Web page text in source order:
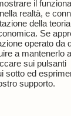
il
realtà, e
della
Se
operato da
a mantenerlo
sui pulsanti
sotto ed
supporto.